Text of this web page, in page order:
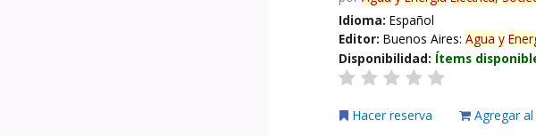
Idioma:Español
Editor:Buenos Aires:Agua y
Disponibilidad: Ítems
Hacer reserva Agregar